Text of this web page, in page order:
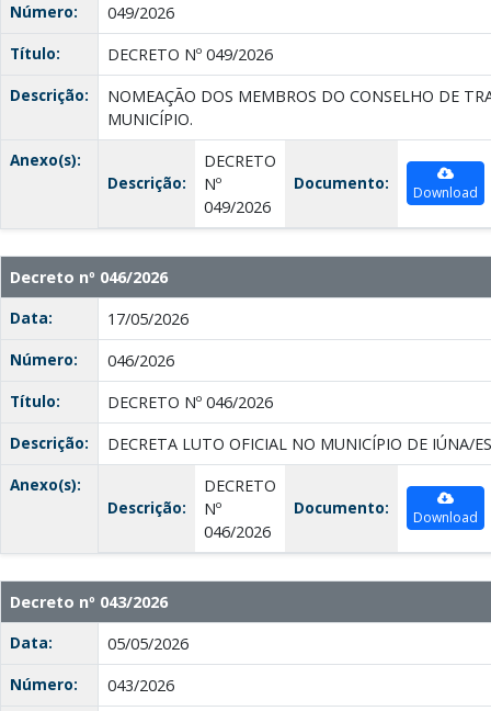
Número:
049/2026
Título:
DECRETO Nº 049/2026
Descrição:
NOMEAÇÃO DOS MEMBROS DO CONSELHO DE
MUNICÍPIO.
Anexo(s):
Descrição:
DECRETO
Nº
049/2026
Documento: Download
Decreto nº 046/2026
Data:
17/05/2026
Número:
046/2026
Título:
DECRETO Nº 046/2026
Descrição:
DECRETA LUTO OFICIAL NO MUNICÍPIO DE IÚNA/ES
Anexo(s):
Descrição:
DECRETO
Nº
046/2026
Documento: Download
Decreto nº 043/2026
Data:
05/05/2026
Número:
043/2026